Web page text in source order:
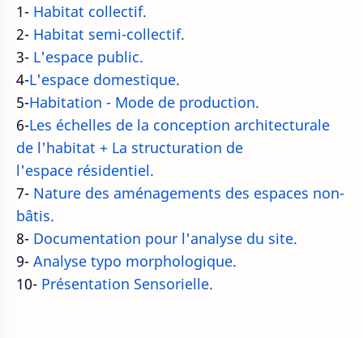
1- Habitat collectif.
2- Habitat semi-collectif.
3- L'espace public.
4-L'espace domestique.
5-Habitation - Mode de production.
6-Les échelles de la conception architecturale
de l'habitat + La structuration de
l'espace résidentiel.
7- Nature des aménagements des espaces non-
bâtis.
8- Documentation pour l'analyse du site.
9- Analyse typo morphologique.
10- Présentation Sensorielle.